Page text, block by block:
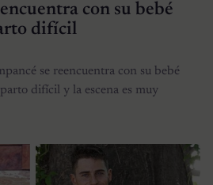
con su bebé
difícil
se reencuentra con su bebé
difícil y la escena es muy